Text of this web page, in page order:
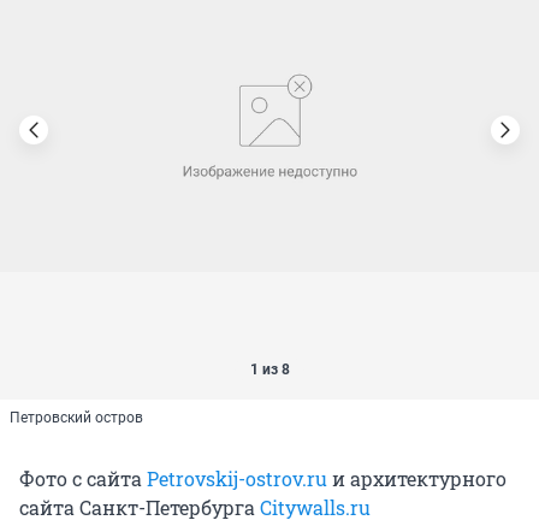
1 из 8
Петровский остров
Фото с сайта Petrovskij-ostrov.ru и архитектурного
сайта Санкт-Петербурга Citywalls.ru